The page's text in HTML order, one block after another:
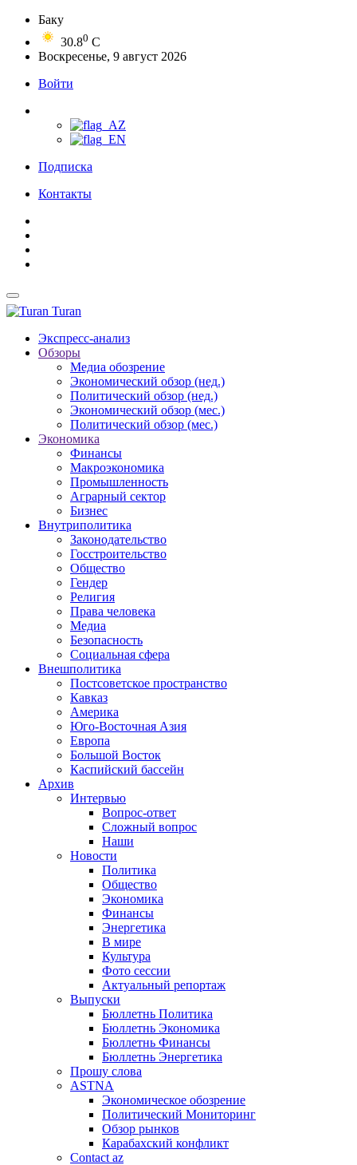
Баку
30.80 C
Воскресенье, 9 август 2026
Войти
Подписка
Контакты
Turan
Экспресс-анализ
Обзоры
Медиа обозрение
Экономический обзор (нед.)
Политический обзор (нед.)
Экономический обзор (мес.)
Политический обзор (мес.)
Экономика
Финансы
Макроэкономика
Промышленность
Аграрный сектор
Бизнес
Внутриполитика
Законодательство
Госстроительство
Общество
Гендер
Религия
Права человека
Медиа
Безопасность
Социальная сфера
Внешполитика
Постсоветское пространство
Кавказ
Америка
Юго-Восточная Азия
Европа
Большой Восток
Каспийский бассейн
Архив
Интервью
Вопрос-ответ
Сложный вопрос
Наши
Новости
Политика
Общество
Экономика
Финансы
Энергетика
В мире
Культура
Фото сессии
Актуальный репортаж
Выпуски
Бюллетнь Политика
Бюллетнь Экономика
Бюллетнь Финансы
Бюллетнь Энергетика
Прошу слова
ASTNA
Экономическое обозрение
Политический Мониторинг
Обзор рынков
Карабахский конфликт
Contact az